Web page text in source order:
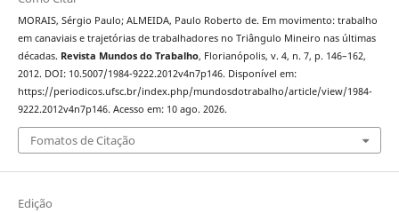
MORAIS, Sérgio Paulo; ALMEIDA, Paulo Roberto de. Em movimento: trabalho
em canaviais e trajetórias de trabalhadores no Triângulo Mineiro nas últimas
décadas. Revista Mundos do Trabalho, Florianópolis, v. 4, n. 7, p. 146–162,
2012. DOI: 10.5007/1984-9222.2012v4n7p146. Disponível em:
https://periodicos.ufsc.br/index.php/mundosdotrabalho/article/view/1984-
9222.2012v4n7p146. Acesso em: 10 ago. 2026.
Fomatos de Citação
Edição